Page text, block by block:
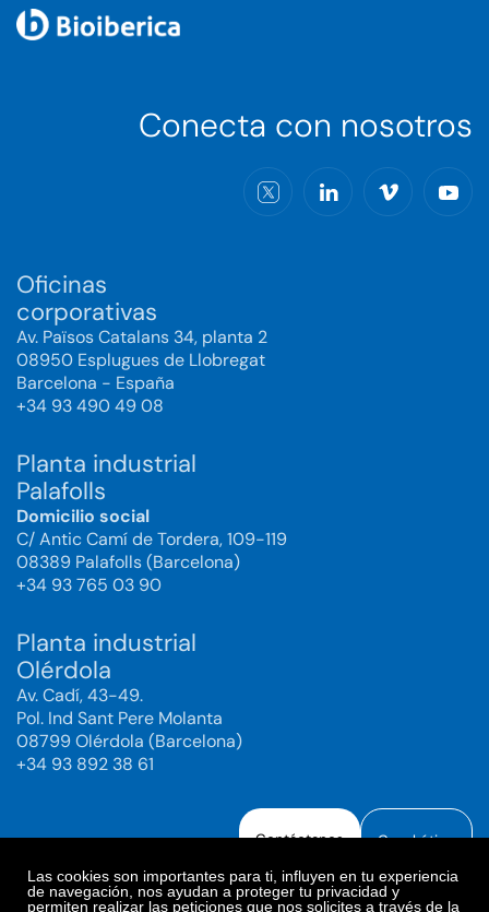
Las cookies son importantes para ti, influyen en tu experiencia
de navegación, nos ayudan a proteger tu privacidad y
permiten realizar las peticiones que nos solicites a través de la
Conecta con nosotros
Oficinas
corporativas
Av. Països Catalans 34, planta 2
08950 Esplugues de Llobregat
Barcelona - España
+34 93 490 49 08
Planta industrial
Palafolls
Domicilio social
C/ Antic Camí de Tordera, 109-119
08389 Palafolls (Barcelona)
+34 93 765 03 90
Planta industrial
Olérdola
Av. Cadí, 43-49.
Pol. Ind Sant Pere Molanta
08799 Olérdola (Barcelona)
+34 93 892 38 61
Contáctanos Canal ético